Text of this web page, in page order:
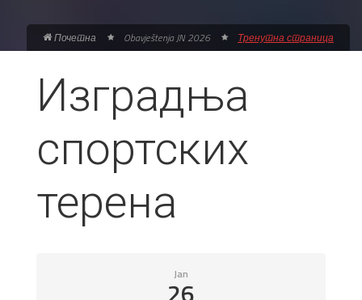
Почетна Obavještenja JN 2026 Тренутна страница
Изградња
спортских
терена
Jan